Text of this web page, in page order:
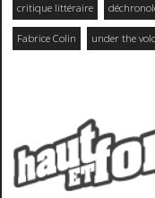
critique littéraire
Fabrice Colin under the